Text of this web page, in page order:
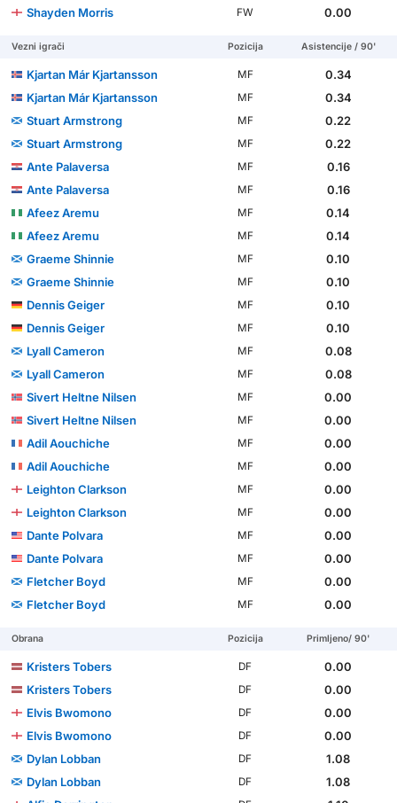
Shayden Morris
FW 0.00
Vezni igrači Pozicija Asistencije / 90'
Kjartan Már Kjartansson MF
0.34
Kjartan Már Kjartansson
MF
0.34
Stuart Armstrong
MF
0.22
Stuart Armstrong
MF
0.22
Ante Palaversa
MF
0.16
Ante Palaversa
MF
0.16
Afeez Aremu
MF
0.14
Afeez Aremu
MF
0.14
Graeme Shinnie
MF
0.10
Graeme Shinnie
MF
0.10
Dennis Geiger
MF
0.10
Dennis Geiger
MF
0.10
Lyall Cameron
MF
0.08
Lyall Cameron
MF
0.08
Sivert Heltne Nilsen
MF
0.00
Sivert Heltne Nilsen
MF
0.00
Adil Aouchiche
MF
0.00
Adil Aouchiche
MF
0.00
Leighton Clarkson
MF
0.00
Leighton Clarkson
MF
0.00
Dante Polvara
MF
0.00
Dante Polvara
MF
0.00
Fletcher Boyd
MF
0.00
Fletcher Boyd
MF 0.00
Obrana Pozicija Primljeno/ 90'
Kristers Tobers DF
0.00
Kristers Tobers
DF
0.00
Elvis Bwomono
DF
0.00
Elvis Bwomono
DF
0.00
Dylan Lobban
DF
1.08
Dylan Lobban
DF
1.08